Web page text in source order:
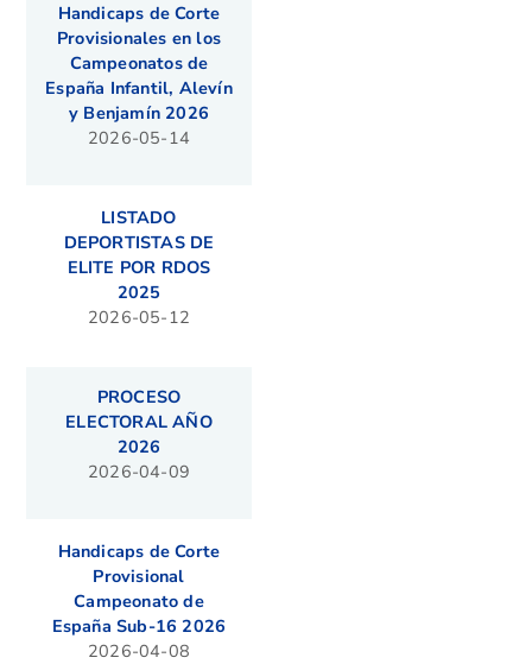
Handicaps de Corte
Provisionales en los
Campeonatos de
España Infantil, Alevín
y Benjamín 2026
2026-05-14
LISTADO
DEPORTISTAS DE
ELITE POR RDOS
2025
2026-05-12
PROCESO
ELECTORAL AÑO
2026
2026-04-09
Handicaps de Corte
Provisional
Campeonato de
España Sub-16 2026
2026-04-08